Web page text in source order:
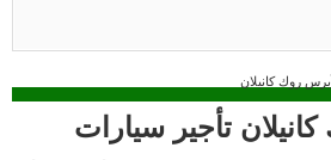
روك كانيلان
تأجير سيارات